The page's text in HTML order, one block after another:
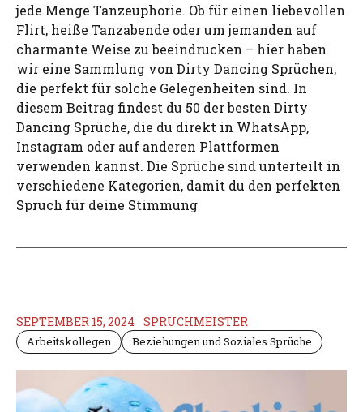
jede Menge Tanzeuphorie. Ob für einen liebevollen
Flirt, heiße Tanzabende oder um jemanden auf
charmante Weise zu beeindrucken – hier haben
wir eine Sammlung von Dirty Dancing Sprüchen,
die perfekt für solche Gelegenheiten sind. In
diesem Beitrag findest du 50 der besten Dirty
Dancing Sprüche, die du direkt in WhatsApp,
Instagram oder auf anderen Plattformen
verwenden kannst. Die Sprüche sind unterteilt in
verschiedene Kategorien, damit du den perfekten
Spruch für deine Stimmung
SEPTEMBER 15, 2024 SPRUCHMEISTER
Arbeitskollegen Beziehungen und Soziales Sprüche